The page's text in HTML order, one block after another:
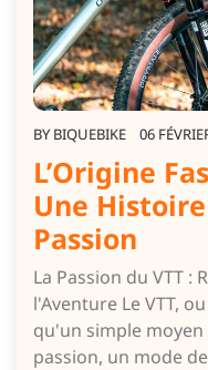
BY BIQUEBIKE 06
L’Origine
Une
Passion
La Passion du VTT
l'Aventure Le VTT,
qu'un simple
passion, un mode